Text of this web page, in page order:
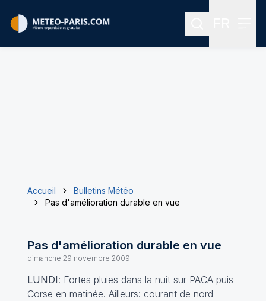
Rechercher
Accueil
Bulletins Météo
Pas d'amélioration durable en vue
Pas d'amélioration durable en vue
dimanche 29 novembre 2009
LUNDI: Fortes pluies dans la nuit sur PACA puis
Corse en matinée. Ailleurs: courant de nord-